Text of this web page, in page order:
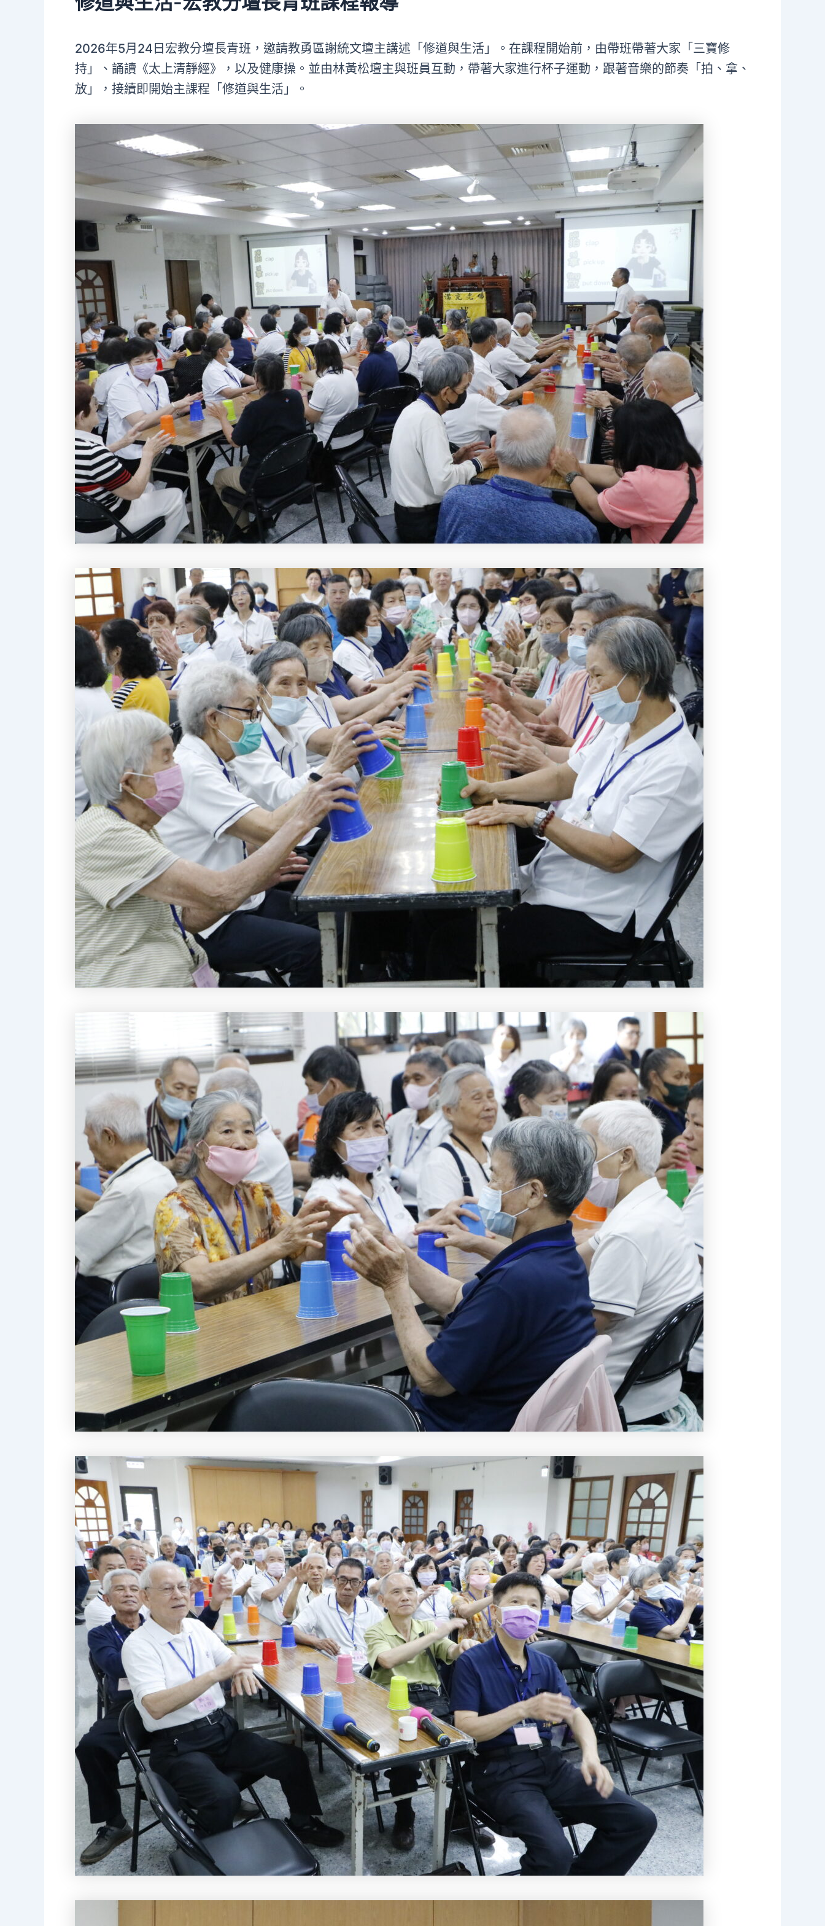
2026年5月24日宏教分壇長青班，邀請教勇區謝統文壇主講述「修道與生活」。在課程開始前，由帶班帶著大家「三寶修
持」、誦讀《太上清靜經》，以及健康操。並由林黃松壇主與班員互動，帶著大家進行杯子運動，跟著音樂的節奏「拍、拿、
放」，接續即開始主課程「修道與生活」。